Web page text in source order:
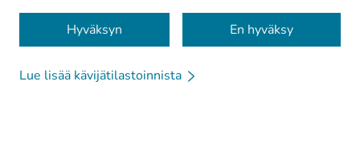
Hyväksyn En hyväksy
Lue lisää kävijätilastoinnista
Evästeet